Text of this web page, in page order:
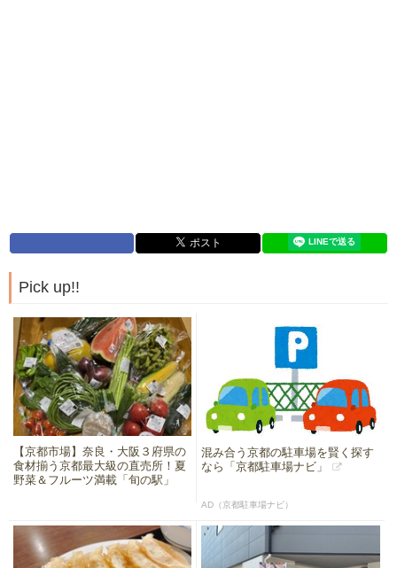
Pick up!!
【京都市場】奈良・大阪３府県の
食材揃う京都最大級の直売所！夏
野菜＆フルーツ満載「旬の駅」
混み合う京都の駐車場を賢く探す
なら「京都駐車場ナビ」
AD（京都駐車場ナビ）